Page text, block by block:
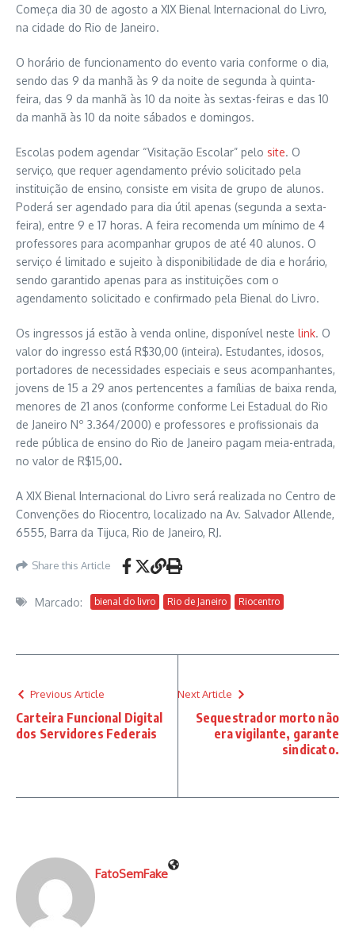
Começa dia 30 de agosto a XIX Bienal Internacional do Livro,
na cidade do Rio de Janeiro.
O horário de funcionamento do evento varia conforme o dia,
sendo das 9 da manhã às 9 da noite de segunda à quinta-
feira, das 9 da manhã às 10 da noite às sextas-feiras e das 10
da manhã às 10 da noite sábados e domingos.
Escolas podem agendar “Visitação Escolar” pelo site. O
serviço, que requer agendamento prévio solicitado pela
instituição de ensino, consiste em visita de grupo de alunos.
Poderá ser agendado para dia útil apenas (segunda a sexta-
feira), entre 9 e 17 horas. A feira recomenda um mínimo de 4
professores para acompanhar grupos de até 40 alunos. O
serviço é limitado e sujeito à disponibilidade de dia e horário,
sendo garantido apenas para as instituições com o
agendamento solicitado e confirmado pela Bienal do Livro.
Os ingressos já estão à venda online, disponível neste link. O
valor do ingresso está R$30,00 (inteira). Estudantes, idosos,
portadores de necessidades especiais e seus acompanhantes,
jovens de 15 a 29 anos pertencentes a famílias de baixa renda,
menores de 21 anos (conforme conforme Lei Estadual do Rio
de Janeiro Nº 3.364/2000) e professores e profissionais da
rede pública de ensino do Rio de Janeiro pagam meia-entrada,
no valor de R$15,00.
A XIX Bienal Internacional do Livro será realizada no Centro de
Convenções do Riocentro, localizado na Av. Salvador Allende,
6555, Barra da Tijuca, Rio de Janeiro, RJ.
Share this Article
Marcado: bienal do livro Rio de Janeiro Riocentro
Previous Article
Carteira Funcional Digital
dos Servidores Federais
Next Article
Sequestrador morto não
era vigilante, garante
sindicato.
FatoSemFake